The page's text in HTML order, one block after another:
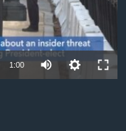
1:00